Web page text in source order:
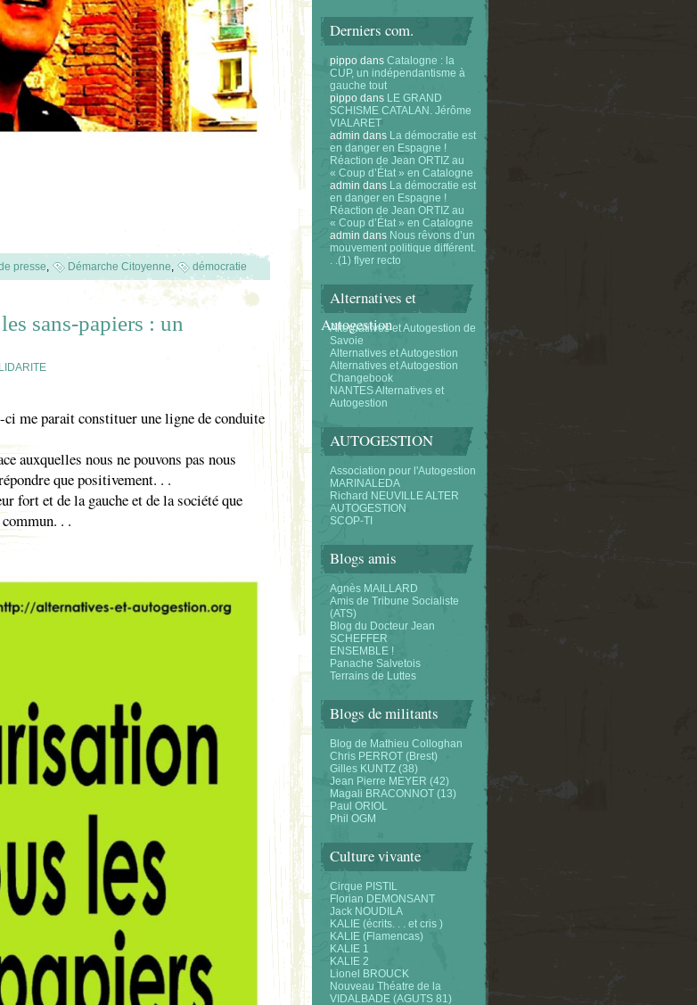
presse, Démarche Citoyenne, démocratie
sans-papiers : un
me parait constituer une ligne de conduite
auxquelles nous ne pouvons pas nous
que positivement. . .
fort et de la gauche et de la société que
. .
Derniers com.
pippo dans Catalogne : la
CUP, un indépendantisme à
gauche tout
pippo dans LE GRAND
SCHISME CATALAN. Jérôme
VIALARET
admin dans La démocratie est
en danger en Espagne !
Réaction de Jean ORTIZ au
« Coup d’État » en Catalogne
admin dans La démocratie est
en danger en Espagne !
Réaction de Jean ORTIZ au
« Coup d’État » en Catalogne
admin dans Nous rêvons d’un
mouvement politique différent.
. .(1) flyer recto
Alternatives et
Autogestion
Alternatifves et Autogestion de
Savoie
Alternatives et Autogestion
Alternatives et Autogestion
Changebook
NANTES Alternatives et
Autogestion
AUTOGESTION
Association pour l'Autogestion
MARINALEDA
Richard NEUVILLE ALTER
AUTOGESTION
SCOP-TI
Blogs amis
Agnès MAILLARD
Amis de Tribune Socialiste
(ATS)
Blog du Docteur Jean
SCHEFFER
ENSEMBLE !
Panache Salvetois
Terrains de Luttes
Blogs de militants
Blog de Mathieu Colloghan
Chris PERROT (Brest)
Gilles KUNTZ (38)
Jean Pierre MEYER (42)
Magali BRACONNOT (13)
Paul ORIOL
Phil OGM
Culture vivante
Cirque PISTIL
Florian DEMONSANT
Jack NOUDILA
KALIE (écrits. . . et cris )
KALIE (Flamencas)
KALIE 1
KALIE 2
Lionel BROUCK
Nouveau Théatre de la
VIDALBADE (AGUTS 81)